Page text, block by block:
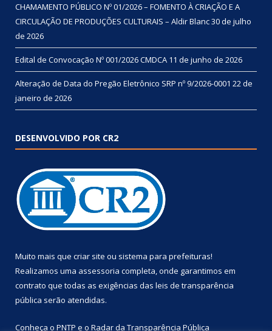
CHAMAMENTO PÚBLICO Nº 01/2026 – FOMENTO À CRIAÇÃO E A
CIRCULAÇÃO DE PRODUÇÕES CULTURAIS – Aldir Blanc30 de julho
de 2026
Edital de Convocação Nº 001/2026 CMDCA 11 de junho de 2026
Alteração de Data do Pregão Eletrônico SRP nº 9/2026-0001 22 de
janeiro de 2026
DESENVOLVIDO POR CR2
Muito mais que criar site ou sistema para prefeituras!
Realizamos uma assessoria completa, onde garantimos em
contrato que todas as exigências das leis de transparência
pública serão atendidas.
Conheça o PNTP e o Radar da Transparência Pública